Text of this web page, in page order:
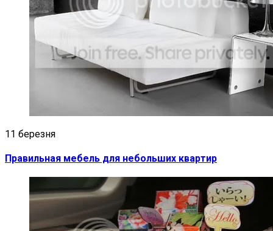
11 березня
Правильная мебель для небольших квартир